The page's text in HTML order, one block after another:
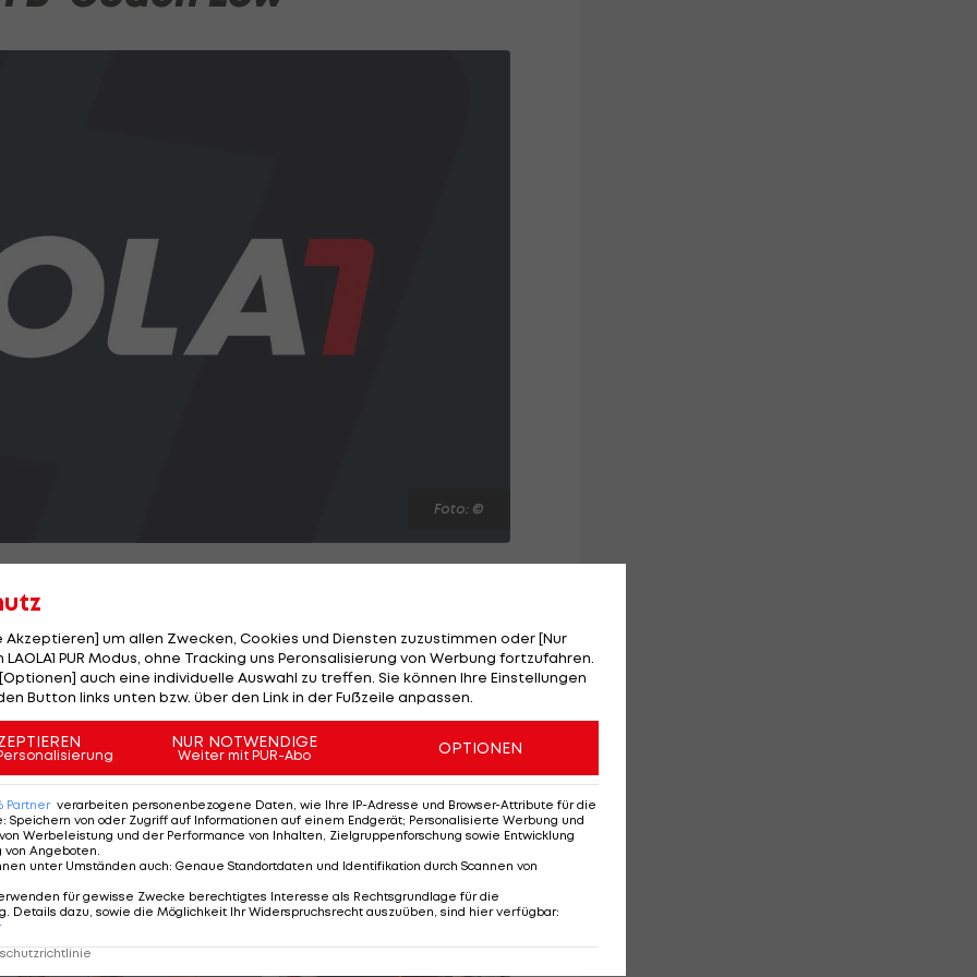
Foto: ©
der EURO 2012 die Entscheidung von DFB-
gesetzt zu haben. Der Bayern-Star
äußerste selbst Zweifel an einem Einsatz. "Mich hat
erweckt das einen schlechten Eindruck, wenn ein
Es ist dann schwierig als Taktgeber auf dem Platz zu
Akzeptieren] um allen Zwecken, Cookies und Diensten zuzustimmen oder [Nur
PUR Modus, ohne Tracking uns Peronsalisierung von Werbung fortzufahren.
auch eine individuelle Auswahl zu treffen. Sie können Ihre Einstellungen
Button links unten bzw. über den Link in der Fußzeile anpassen.
NUR NOTWENDIGE
Weiter mit PUR-Abo OPTIONEN
Partner verarbeiten personenbezogene Daten, wie Ihre IP-Adresse und Browser-Attribute für die
: Speichern von oder Zugriff auf Informationen auf einem Endgerät; Personalisierte Werbung und
Werbeleistung und der Performance von Inhalten, Zielgruppenforschung sowie Entwicklung
von Angeboten
unter Umständen auch: Genaue Standortdaten und Identifikation durch Scannen von
für gewisse Zwecke berechtigtes Interesse als Rechtsgrundlage für die
Details dazu, sowie die Möglichkeit Ihr Widerspruchsrecht auszuüben, sind hier verfügbar: